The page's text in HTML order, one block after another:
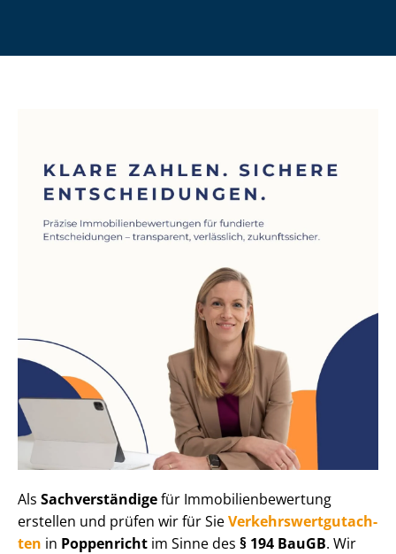
Als Sachverständigefür Im­mo­bi­li­en­be­wer­tung
erstellen und prüfen wir für SieVer­kehrs­wert­gut­ach­
ten in Poppenricht im Sinne des § 194 BauGB. Wir